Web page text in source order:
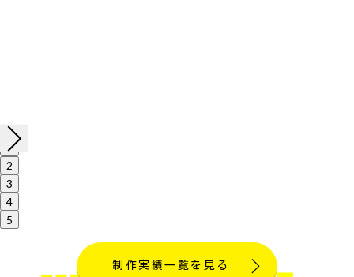
1
2
3
4
5
制作実績一覧を見る